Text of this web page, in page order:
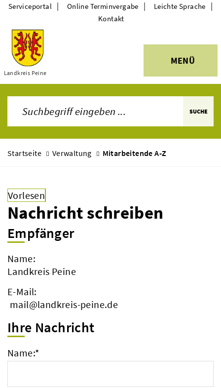
Themen
Landkreis Peine
MENÜ
Serviceportal | Online Terminvergabe | Leichte Sprache |
Kontakt
SUCHE
Startseite Verwaltung Mitarbeitende A-Z
Vorlesen
Nachricht schreiben
Empfänger
Name:
Landkreis Peine
E-Mail:
mail@landkreis-peine.de
Ihre Nachricht
Name:*